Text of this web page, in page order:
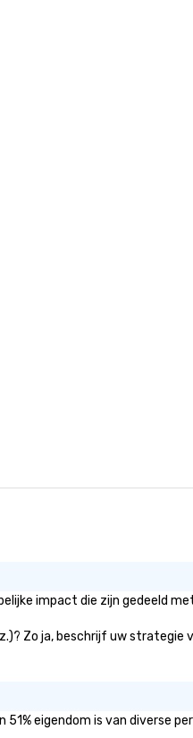
impact die zijn gedeeld
Zo ja, beschrijf uw strategie
eigendom is van diverse